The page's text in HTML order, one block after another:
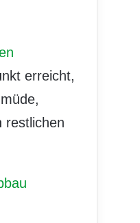
erreicht,
restlichen